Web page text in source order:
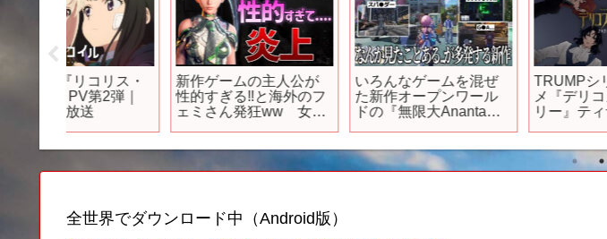
新作ゲームの主人公が
性的すぎる‼と海外のフ
ェミさん発狂ww 女性
いろんなゲームを混ぜ
た新作オープンワール
ドの『無限大Ananta』
無しでどうやって運営
するのか、成功するの
TRUMPシリーズTVアニ
メ『デリコズ・ナーサ
リー』ティザーPV第3弾
全世界でダウンロード中（Android版）